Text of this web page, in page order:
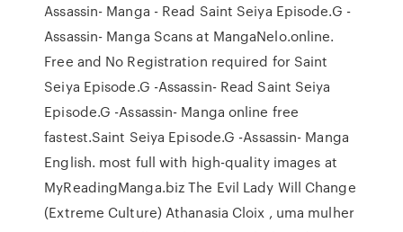
Assassin- Manga - Read Saint Seiya Episode.G -
Assassin- Manga Scans at MangaNelo.online.
Free and No Registration required for Saint
Seiya Episode.G -Assassin- Read Saint Seiya
Episode.G -Assassin- Manga online free
fastest.Saint Seiya Episode.G -Assassin- Manga
English. most full with high-quality images at
MyReadingManga.biz The Evil Lady Will Change
(Extreme Culture) Athanasia Cloix , uma mulher